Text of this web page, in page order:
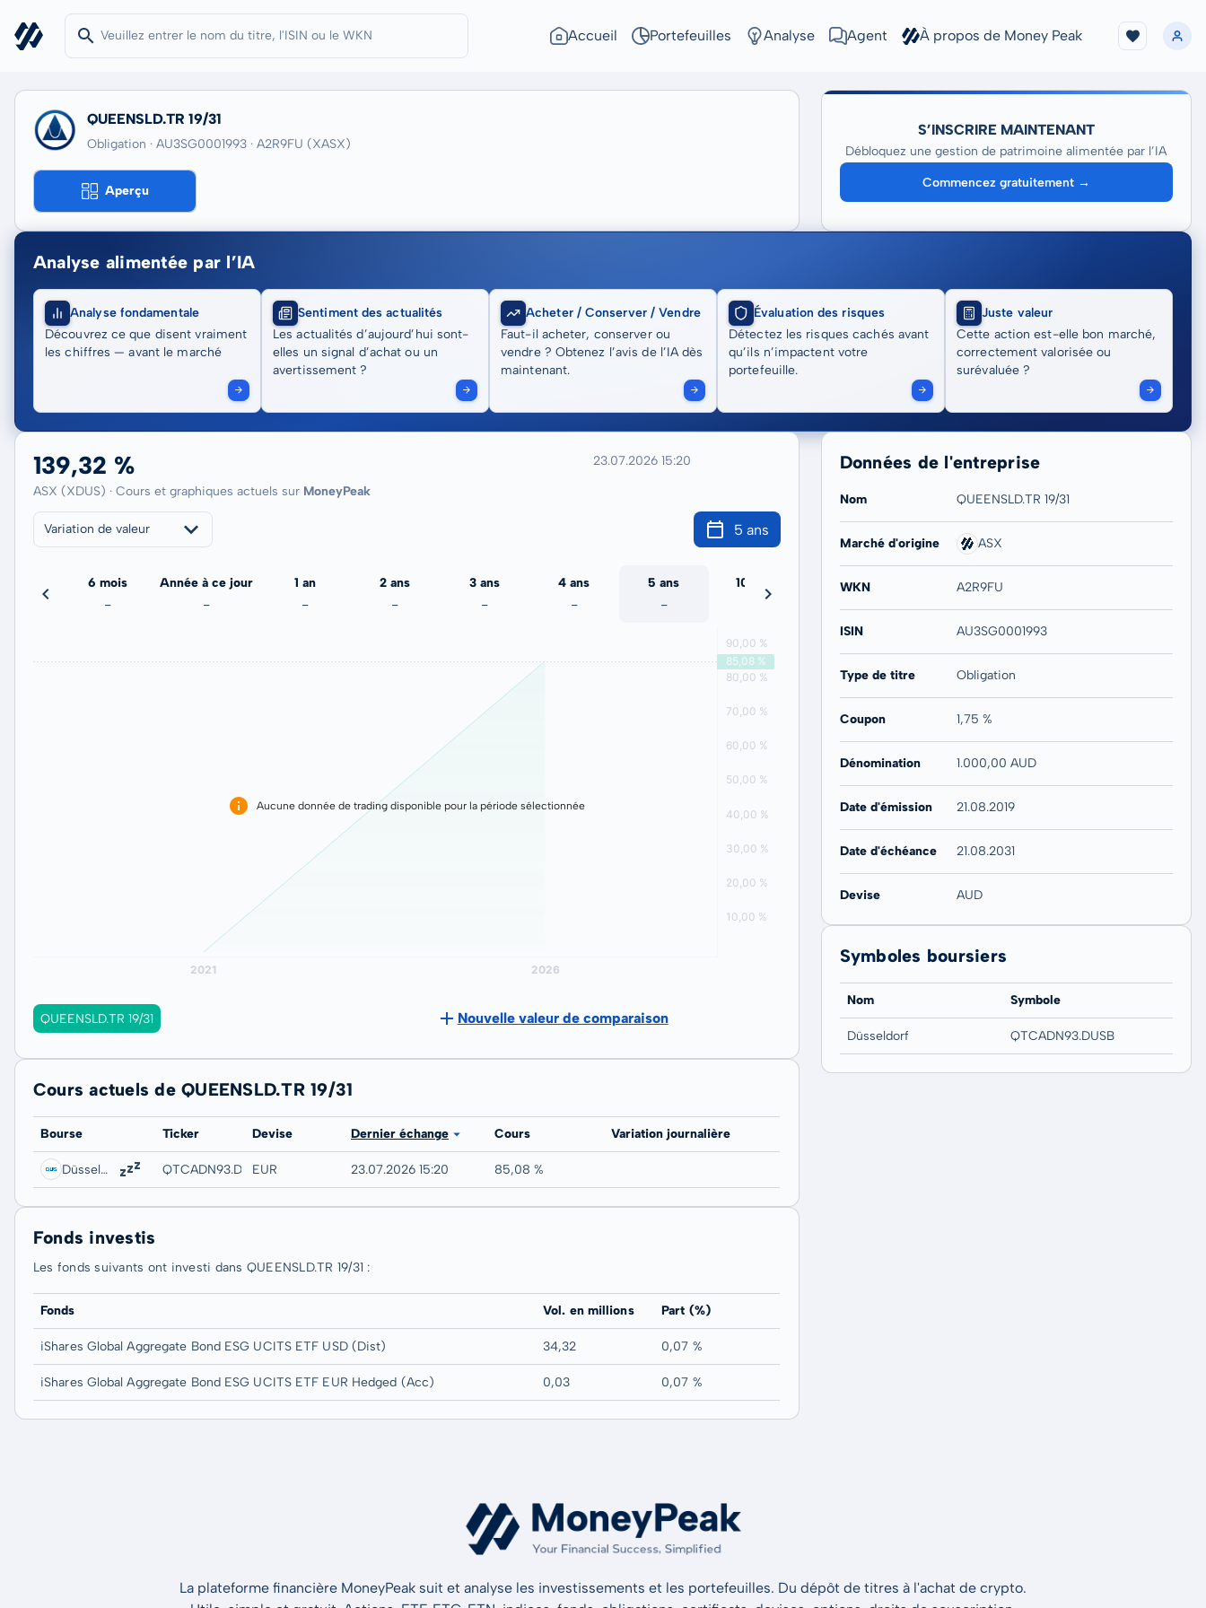
Accueil Portefeuilles Analyse Agent À propos de Money Peak
QUEENSLD.TR 19/31
Obligation · AU3SG0001993 · A2R9FU (XASX)
Aperçu
S’INSCRIRE MAINTENANT
Débloquez une gestion de patrimoine alimentée par l’IA
Commencez gratuitement →
Analyse alimentée par l’IA
Analyse fondamentale
Découvrez ce que disent vraiment
les chiffres — avant le marché
Sentiment des actualités
Les actualités d’aujourd’hui sont-
elles un signal d’achat ou un
avertissement ?
Acheter / Conserver / Vendre
Faut-il acheter, conserver ou
vendre ? Obtenez l’avis de l’IA dès
maintenant.
Évaluation des risques
Détectez les risques cachés avant
qu’ils n’impactent votre
portefeuille.
Juste valeur
Cette action est-elle bon marché,
correctement valorisée ou
surévaluée ?
139,32 %
ASX (XDUS) · Cours et graphiques actuels sur MoneyPeak
23.07.2026 15:20
Variation de valeur 5 ans
6 mois
-
Année à ce jour
-
1 an
-
2 ans
-
3 ans
-
4 ans
-
5 ans
-
10 ans 20 ans
Aucune donnée de trading disponible pour la période sélectionnée
QUEENSLD.TR 19/31 Nouvelle valeur de comparaison
Cours actuels de QUEENSLD.TR 19/31
Bourse Ticker Devise Dernier échange Cours Variation journalière
Düsseldorf QTCADN93.DUSBEUR 23.07.2026 15:20 85,08 %
Fonds investis
Les fonds suivants ont investi dans QUEENSLD.TR 19/31 :
Fonds Vol. en millions Part (%)
iShares Global Aggregate Bond ESG UCITS ETF USD (Dist) 34,32 0,07 %
iShares Global Aggregate Bond ESG UCITS ETF EUR Hedged (Acc) 0,03 0,07 %
Données de l'entreprise
Nom QUEENSLD.TR 19/31
Marché d'origine ASX
WKN A2R9FU
ISIN AU3SG0001993
Type de titre Obligation
Coupon 1,75 %
Dénomination 1.000,00 AUD
Date d'émission 21.08.2019
Date d'échéance 21.08.2031
Devise AUD
Symboles boursiers
Nom Symbole
Düsseldorf QTCADN93.DUSB
La plateforme financière MoneyPeak suit et analyse les investissements et les portefeuilles. Du dépôt de titres à l'achat de crypto.